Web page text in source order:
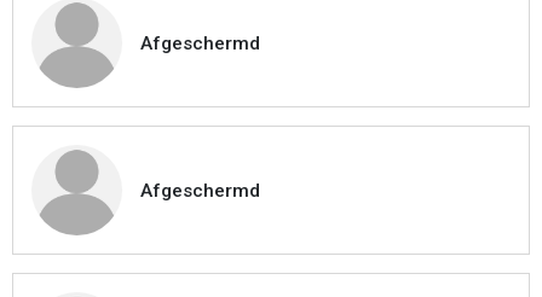
Afgeschermd
Afgeschermd